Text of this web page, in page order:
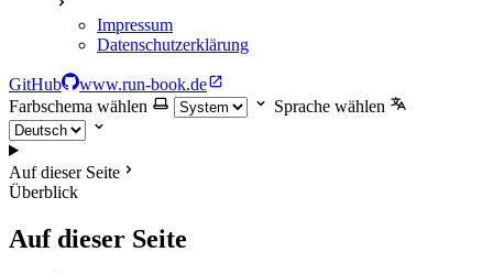
Impressum
Datenschutzerklärung
GitHub
www.run-book.de
Farbschema wählen
Sprache wählen
Auf dieser Seite
Überblick
Auf dieser Seite